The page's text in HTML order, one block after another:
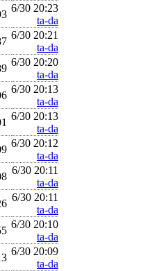
6/30 20:23
ta-da
6/30 20:21
ta-da
6/30 20:20
ta-da
6/30 20:13
ta-da
6/30 20:13
ta-da
6/30 20:12
ta-da
6/30 20:11
ta-da
6/30 20:11
ta-da
6/30 20:10
ta-da
6/30 20:09
ta-da